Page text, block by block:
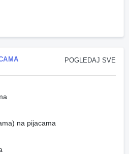
POGLEDAJ SVE
na pijacama